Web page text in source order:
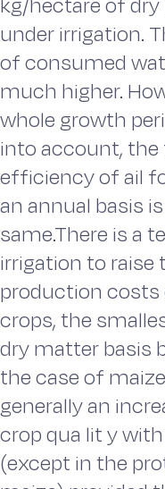
under irrigation.
of consumed
much higher.
whole growth
into account, the
efficiency of ail
an annual basis
same.There is a
irrigation to raise
production
crops, the
dry matter basis
the case of
generally an
crop qua lit y
(except in the